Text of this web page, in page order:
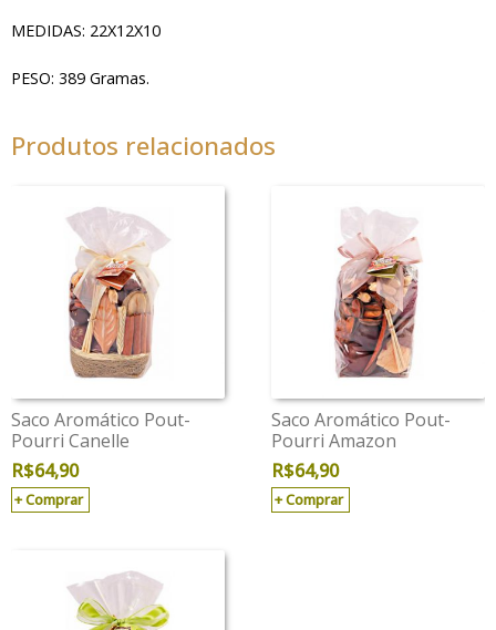
MEDIDAS: 22X12X10
PESO: 389 Gramas.
Produtos relacionados
Saco Aromático Pout-
Pourri Canelle
R$64,90
Comprar
Saco Aromático Pout-
Pourri Amazon
R$64,90
Comprar